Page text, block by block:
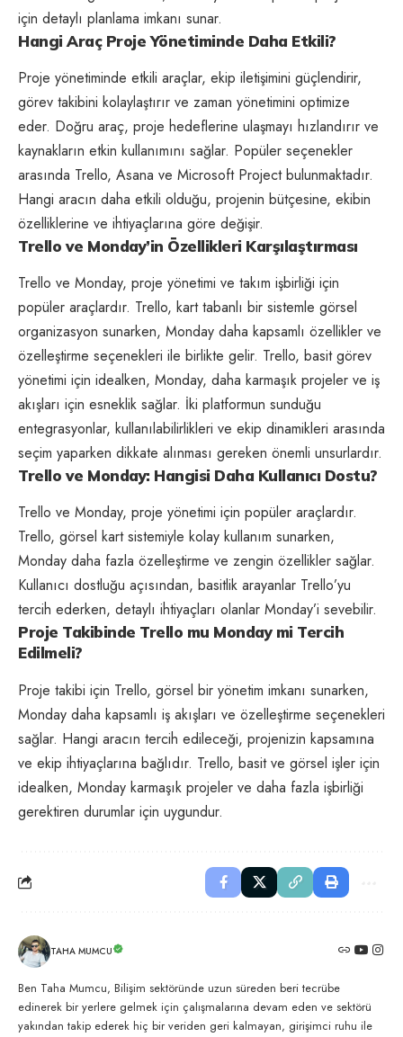
için detaylı planlama imkanı sunar.
Hangi Araç Proje Yönetiminde Daha Etkili?
Proje yönetiminde etkili araçlar, ekip iletişimini güçlendirir,
görev takibini kolaylaştırır ve zaman yönetimini optimize
eder. Doğru araç, proje hedeflerine ulaşmayı hızlandırır ve
kaynakların etkin kullanımını sağlar. Popüler seçenekler
arasında Trello, Asana ve Microsoft Project bulunmaktadır.
Hangi aracın daha etkili olduğu, projenin bütçesine, ekibin
özelliklerine ve ihtiyaçlarına göre değişir.
Trello ve Monday’in Özellikleri Karşılaştırması
Trello ve Monday, proje yönetimi ve takım işbirliği için
popüler araçlardır. Trello, kart tabanlı bir sistemle görsel
organizasyon sunarken, Monday daha kapsamlı özellikler ve
özelleştirme seçenekleri ile birlikte gelir. Trello, basit görev
yönetimi için idealken, Monday, daha karmaşık projeler ve iş
akışları için esneklik sağlar. İki platformun sunduğu
entegrasyonlar, kullanılabilirlikleri ve ekip dinamikleri arasında
seçim yaparken dikkate alınması gereken önemli unsurlardır.
Trello ve Monday: Hangisi Daha Kullanıcı Dostu?
Trello ve Monday, proje yönetimi için popüler araçlardır.
Trello, görsel kart sistemiyle kolay kullanım sunarken,
Monday daha fazla özelleştirme ve zengin özellikler sağlar.
Kullanıcı dostluğu açısından, basitlik arayanlar Trello’yu
tercih ederken, detaylı ihtiyaçları olanlar Monday’i sevebilir.
Proje Takibinde Trello mu Monday mi Tercih
Edilmeli?
Proje takibi için Trello, görsel bir yönetim imkanı sunarken,
Monday daha kapsamlı iş akışları ve özelleştirme seçenekleri
sağlar. Hangi aracın tercih edileceği, projenizin kapsamına
ve ekip ihtiyaçlarına bağlıdır. Trello, basit ve görsel işler için
idealken, Monday karmaşık projeler ve daha fazla işbirliği
gerektiren durumlar için uygundur.
TAHA MUMCU
Ben Taha Mumcu, Bilişim sektöründe uzun süreden beri tecrübe
edinerek bir yerlere gelmek için çalışmalarına devam eden ve sektörü
yakından takip ederek hiç bir veriden geri kalmayan, girişimci ruhu ile